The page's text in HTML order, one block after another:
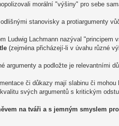
morální "výšiny" pro sebe
stanovisky a protiargumenty
Ludwig Lachmann nazýval "principem
(zejména přicházejí-li v úvahu různé
argumenty a podložte je relevantními
či důkazy mají slabinu či
svých argumentů s kritickým
na tváři a s jemným smyslem